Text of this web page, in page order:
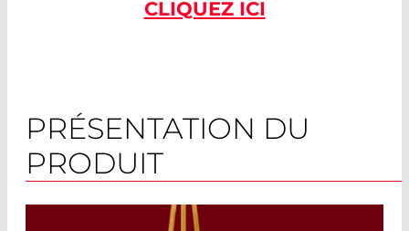
CLIQUEZ ICI
PRÉSENTATION DU
PRODUIT